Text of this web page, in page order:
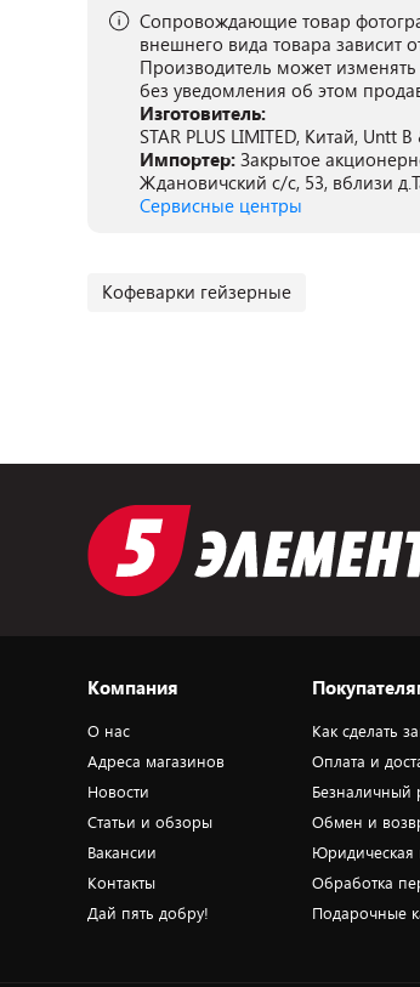
Сопровождающие товар
внешнего вида товара зависит
Производитель может изменять
без уведомления об этом
Изготовитель:
STAR PLUS LIMITED, Китай, Untt
Импортер: Закрытое
Ждановичский с/с, 53, вблизи
Сервисные центры
Кофеварки гейзерные
Компания
О нас
Адреса магазинов
Новости
Статьи и обзоры
Вакансии
Контакты
Дай пять добру!
Как сделать
Оплата и
Безналичный
Обмен и
Обработка
Подарочные